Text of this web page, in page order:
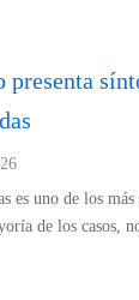
presenta
es uno de los
de los casos,